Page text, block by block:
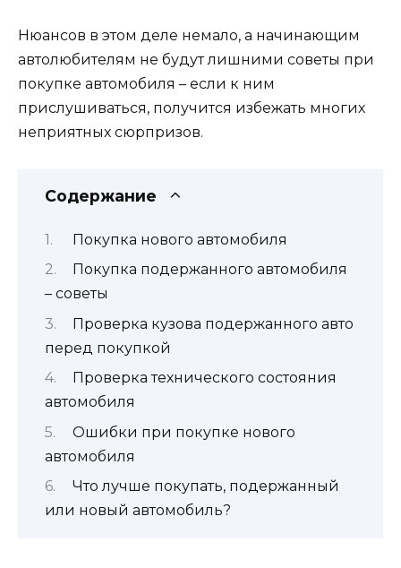
Нюансов в этом деле немало, а начинающим
автолюбителям не будут лишними советы при
покупке автомобиля – если к ним
прислушиваться, получится избежать многих
неприятных сюрпризов.
Содержание
Покупка нового автомобиля
Покупка подержанного автомобиля
– советы
Проверка кузова подержанного авто
перед покупкой
Проверка технического состояния
автомобиля
Ошибки при покупке нового
автомобиля
Что лучше покупать, подержанный
или новый автомобиль?